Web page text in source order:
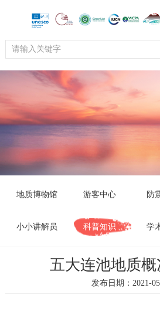
地质博物馆 游客中心 防
小小讲解员 科普知识 学
五大连池地质
发布日期：2021-